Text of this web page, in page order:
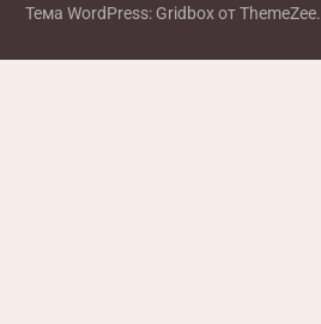
Тема WordPress: Gridbox от ThemeZee.